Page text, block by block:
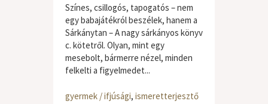
Színes, csillogós, tapogatós – nem
egy babajátékról beszélek, hanem a
Sárkánytan – A nagy sárkányos könyv
c. kötetről. Olyan, mint egy
mesebolt, bármerre nézel, minden
felkelti a figyelmedet...
gyermek / ifjúsági, ismeretterjesztő